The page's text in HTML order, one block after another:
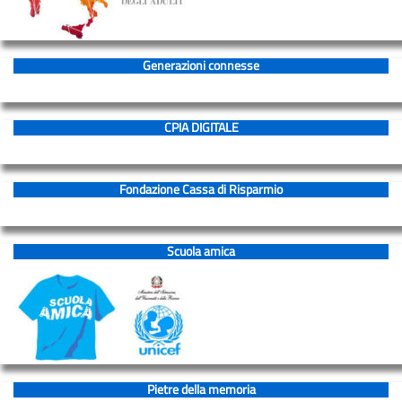
(PTOF)
Didattica
Libri
di
suggeriti
civica
Agorà
e
Materiali
informativi
Generazioni connesse
CPIA DIGITALE
Fondazione Cassa di Risparmio
Scuola amica
Pietre della memoria